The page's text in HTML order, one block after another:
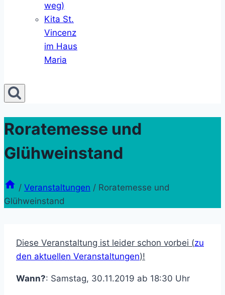
weg)
Kita St.
Vincenz
im Haus
Maria
Roratemesse und
Glühweinstand
/ Veranstaltungen / Roratemesse und
Glühweinstand
Diese Veranstaltung ist leider schon vorbei (zu
den aktuellen Veranstaltungen)!
Wann?: Samstag, 30.11.2019 ab 18:30 Uhr